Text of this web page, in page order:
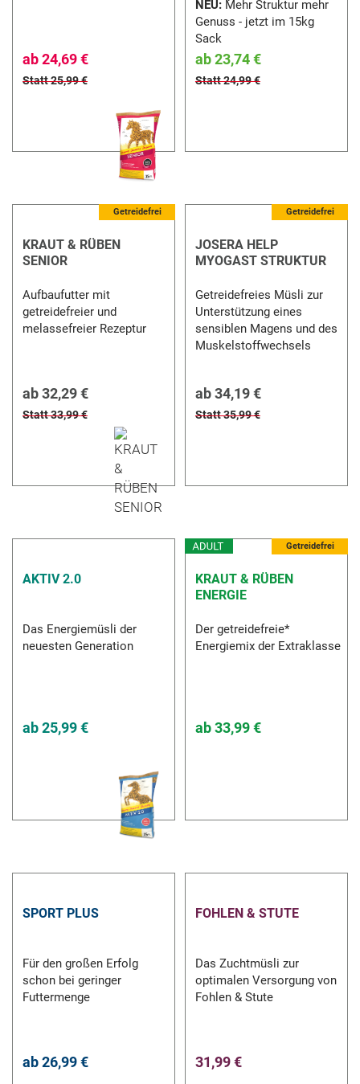
ab24,69 €
Statt 25,99 €
NEU:Mehr Struktur mehr
Genuss - jetzt im 15kg
Sack
ab23,74 €
Statt 24,99 €
Getreidefrei
5 %
KRAUT & RÜBEN
SENIOR
Aufbaufutter mit
getreidefreier und
melassefreier Rezeptur
ab32,29 €
Statt 33,99 €
Getreidefrei
5 %
JOSERA HELP
MYOGAST STRUKTUR
Getreidefreies Müsli zur
Unterstützung eines
sensiblen Magens und des
Muskelstoffwechsels
ab34,19 €
Statt 35,99 €
AKTIV 2.0
Das Energiemüsli der
neuesten Generation
ab25,99 €
Getreidefrei
KRAUT & RÜBEN
ENERGIE
Der getreidefreie*
Energiemix der Extraklasse
ab33,99 €
SPORT PLUS
Für den großen Erfolg
schon bei geringer
Futtermenge
ab26,99 €
FOHLEN & STUTE
Das Zuchtmüsli zur
optimalen Versorgung von
Fohlen & Stute
31,99 €